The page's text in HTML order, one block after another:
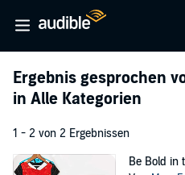
Ergebnis gesprochen
in Alle Kategorien
1 - 2 von 2 Ergebnissen
Be Bold in